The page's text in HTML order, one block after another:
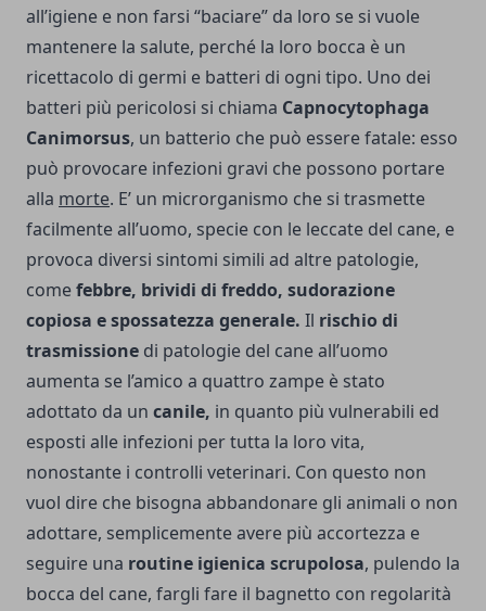
all’igiene e non farsi “baciare” da loro se si vuole
mantenere la salute, perché la loro bocca è un
ricettacolo di germi e batteri di ogni tipo. Uno dei
batteri più pericolosi si chiama Capnocytophaga
Canimorsus, un batterio che può essere fatale: esso
può provocare infezioni gravi che possono portare
alla morte. E’ un microrganismo che si trasmette
facilmente all’uomo, specie con le leccate del cane, e
provoca diversi sintomi simili ad altre patologie,
comefebbre, brividi di freddo, sudorazione
copiosa e spossatezza generale. Il rischio di
trasmissione di patologie del cane all’uomo
aumenta se l’amico a quattro zampe è stato
adottato da un canile, in quanto più vulnerabili ed
esposti alle infezioni per tutta la loro vita,
nonostante i controlli veterinari. Con questo non
vuol dire che bisogna abbandonare gli animali o non
adottare, semplicemente avere più accortezza e
seguire una routine igienica scrupolosa, pulendo la
bocca del cane, fargli fare il bagnetto con regolarità